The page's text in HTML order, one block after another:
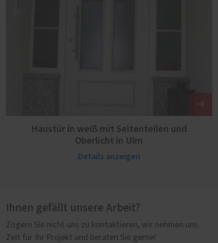
Haustür in weiß mit Seitenteilen und
Oberlicht in Ulm
Details anzeigen
Ihnen gefällt unsere Arbeit?
Zögern Sie nicht uns zu kontaktieren, wir nehmen uns
Zeit für Ihr Projekt und beraten Sie gerne!